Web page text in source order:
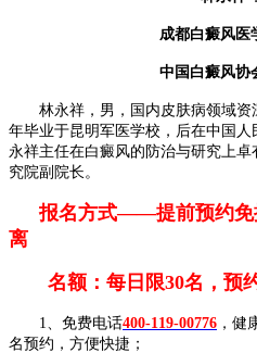
成都白癜风医
中国白癜风协
林永祥，男，国内皮肤病领域资
年毕业于昆明军医学校，后在中国
永祥主任在白癜风的防治与研究上
究院副院长。
报名方式——提前预约免
离
名额：每日限30名，预
1、免费电话400-119-00776 ，健
名预约，方便快捷；